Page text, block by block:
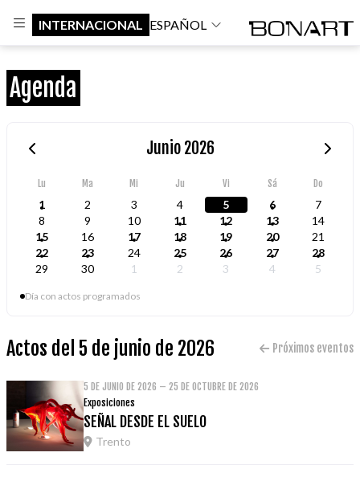
INTERNACIONAL ESPAÑOL
Agenda
Junio 2026
Lu Ma Mi Ju Vi Sá Do
1 2 3 4 5 6
7
8
9 10 11 12 13
14
15
16 17 18 19 20
21
22
23 24 25 26 27
28
29
30 1 2 3 4 5
Día con actos programados
Actos del 5 de junio de 2026 Próximos eventos
5 DE JUNIO DE 2026 – 25 DE OCTUBRE DE 2026
Exposiciones
SEÑAL DESDE EL SUELO
Trento